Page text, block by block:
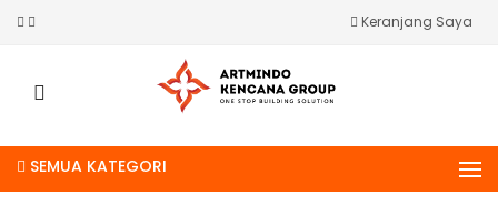
Keranjang Saya
SEMUA KATEGORI